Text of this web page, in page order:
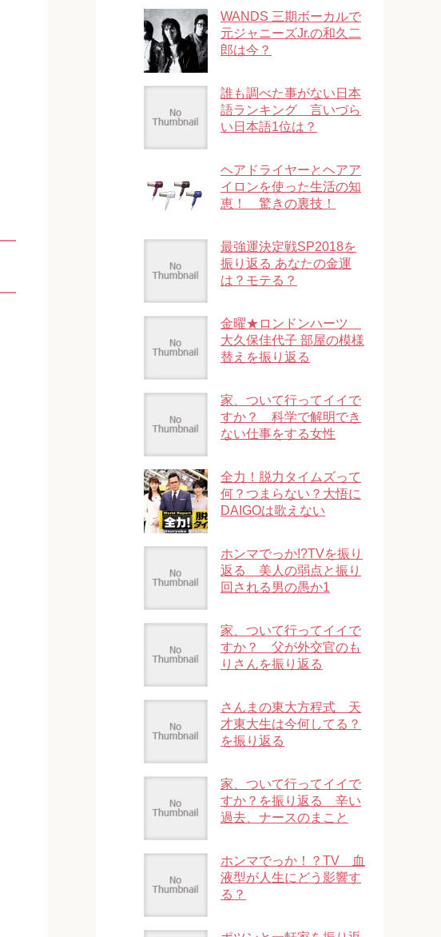
WANDS 三期ボーカルで
元ジャニーズJr.の和久二
郎は今？
誰も調べた事がない日本
語ランキング 言いづら
い日本語1位は？
ヘアドライヤーとヘアア
イロンを使った生活の知
恵！ 驚きの裏技！
最強運決定戦SP2018を
振り返る あなたの金運
は？モテる？
金曜★ロンドンハーツ
大久保佳代子 部屋の模様
替えを振り返る
家、ついて行ってイイで
すか？ 科学で解明でき
ない仕事をする女性
全力！脱力タイムズって
何？つまらない？大悟に
DAIGOは歌えない
ホンマでっか!?TVを振り
返る 美人の弱点と振り
回される男の愚か1
家、ついて行ってイイで
すか？ 父が外交官のも
りさんを振り返る
さんまの東大方程式 天
才東大生は今何してる？
を振り返る
家、ついて行ってイイで
すか？を振り返る 辛い
過去、ナースのまこと
ホンマでっか！？TV 血
液型が人生にどう影響す
る？